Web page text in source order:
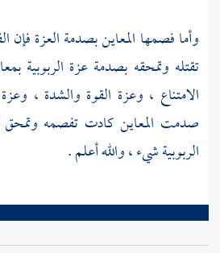
وأما فصمها المعاين بصدمة العزة
تقتله وتمحقه بصدمة عزة الربوبية
الامتناع ، وعزة القوة والشدة ،
صدمت المعاين كادت تفصمه وتمحق
الربوبية شيء ، والله أعلم .